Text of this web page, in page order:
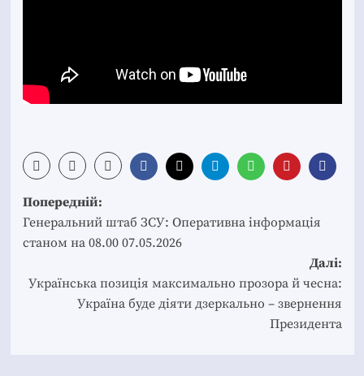
Post
navigation
Попередній:
Генеральний штаб ЗСУ: Оперативна інформація
станом на 08.00 07.05.2026
Далі:
Українська позиція максимально прозора й чесна:
Україна буде діяти дзеркально – звернення
Президента